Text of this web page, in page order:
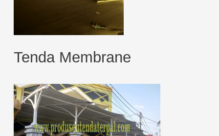
Tenda Membrane